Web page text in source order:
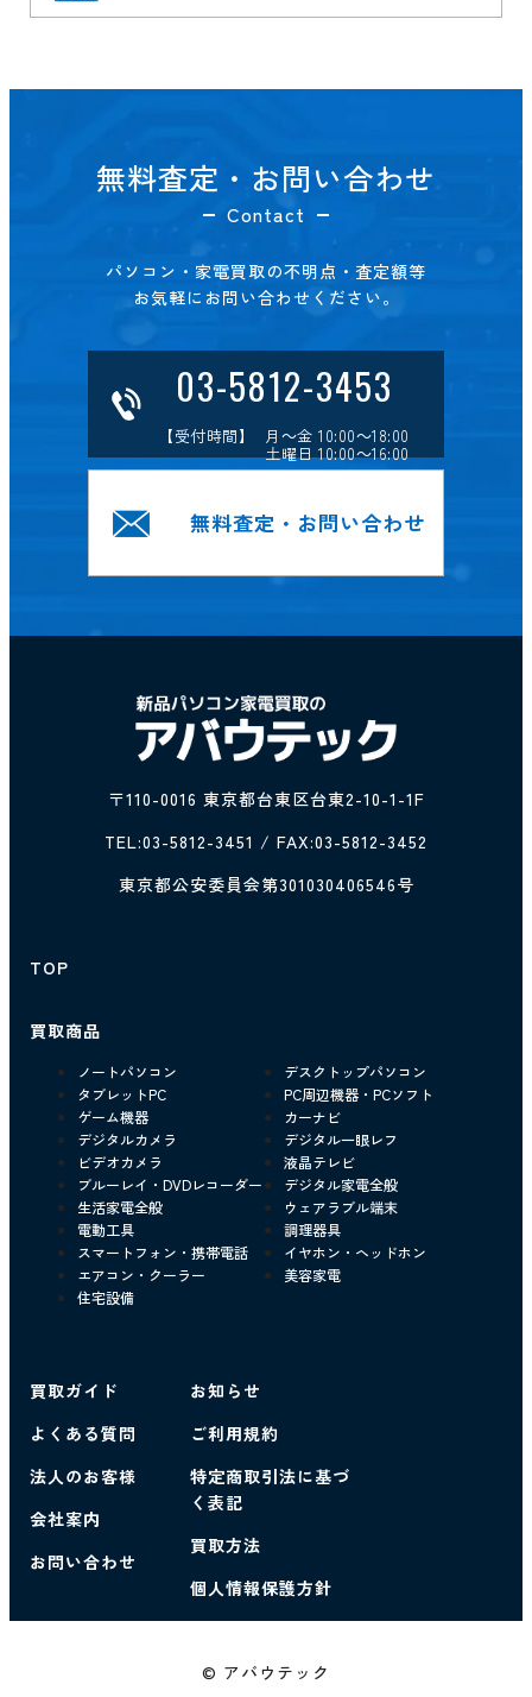
無料査定・お問い合わせ
Contact
パソコン・家電買取の不明点・査定額等
お気軽にお問い合わせください。
03-5812-3453
【受付時間】 月～金 10:00～18:00
土曜日 10:00～16:00
無料査定・お問い合わせ
〒110-0016 東京都台東区台東2-10-1-1F
TEL:03-5812-3451 / FAX:03-5812-3452
東京都公安委員会第301030406546号
TOP
買取商品
ノートパソコン
デスクトップパソコン
タブレットPC
PC周辺機器・PCソフト
ゲーム機器
カーナビ
デジタルカメラ
デジタル一眼レフ
ビデオカメラ
液晶テレビ
ブルーレイ・DVDレコーダー
デジタル家電全般
生活家電全般
ウェアラブル端末
電動工具
調理器具
スマートフォン・携帯電話
イヤホン・ヘッドホン
エアコン・クーラー
美容家電
住宅設備
買取ガイド
よくある質問
法人のお客様
会社案内
お問い合わせ
お知らせ
ご利用規約
特定商取引法に基づ
く表記
買取方法
個人情報保護方針
© アバウテック